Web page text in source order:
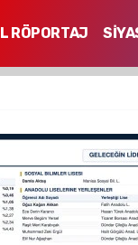
RÖPORTAJ